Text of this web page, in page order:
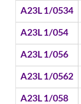
A23L 1/0534
A23L 1/054
A23L 1/056
A23L 1/0562
A23L 1/058